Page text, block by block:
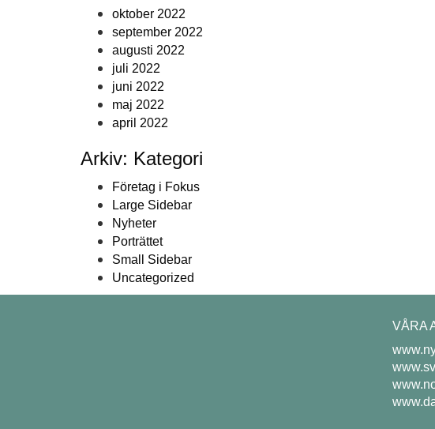
oktober 2022
september 2022
augusti 2022
juli 2022
juni 2022
maj 2022
april 2022
Arkiv: Kategori
Företag i Fokus
Large Sidebar
Nyheter
Porträttet
Small Sidebar
Uncategorized
VÅRA